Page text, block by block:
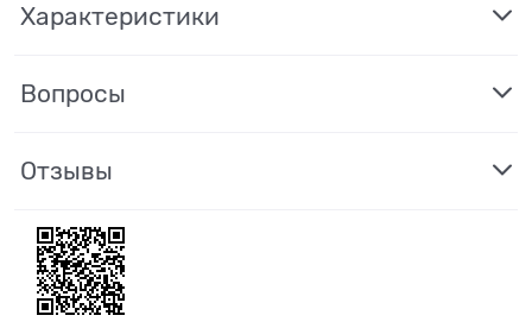
Характеристики
Вопросы
Отзывы